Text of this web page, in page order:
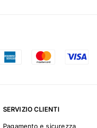
SERVIZIO CLIENTI
Pagamento e sicurezza